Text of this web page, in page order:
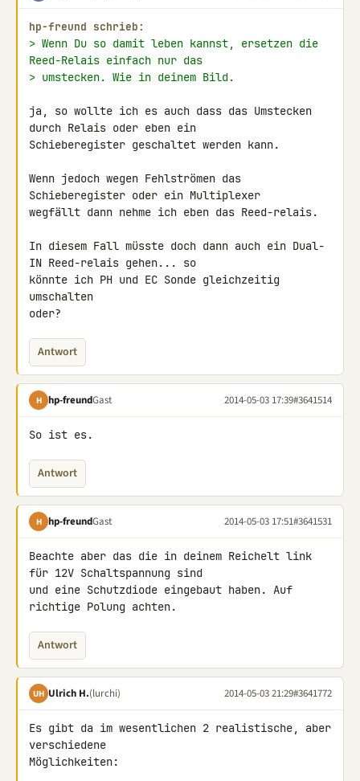
hp-freund schrieb:
> Wenn Du so damit leben kannst, ersetzen die
Reed-Relais einfach nur das
> umstecken. Wie in deinem Bild.
ja, so wollte ich es auch dass das Umstecken
durch Relais oder eben ein
Schieberegister geschaltet werden kann.
Wenn jedoch wegen Fehlströmen das
Schieberegister oder ein Multiplexer
wegfällt dann nehme ich eben das Reed-relais.
In diesem Fall müsste doch dann auch ein Dual-
IN Reed-relais gehen... so
könnte ich PH und EC Sonde gleichzeitig
umschalten
oder?
Antwort
H hp-freundGast 2014-05-03 17:39#3641514
So ist es.
Antwort
H hp-freundGast 2014-05-03 17:51#3641531
Beachte aber das die in deinem Reichelt link
für 12V Schaltspannung sind
und eine Schutzdiode eingebaut haben. Auf
richtige Polung achten.
Antwort
UH Ulrich H.(lurchi) 2014-05-03 21:29#3641772
Es gibt da im wesentlichen 2 realistische, aber
verschiedene
Möglichkeiten: